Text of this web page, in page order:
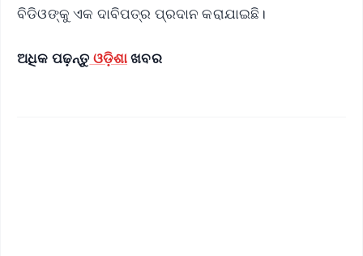
ବିଡିଓଙ୍କୁ ଏକ ଦାବିପତ୍ର ପ୍ରଦାନ କରାଯାଇଛି।
ଅଧିକ ପଢ଼ନ୍ତୁ ଓଡ଼ିଶାଖବର